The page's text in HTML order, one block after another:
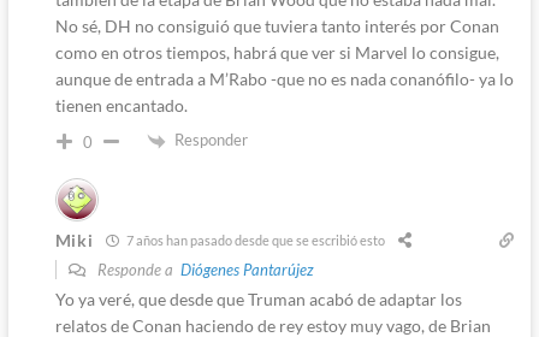
No sé, DH no consiguió que tuviera tanto interés por Conan
como en otros tiempos, habrá que ver si Marvel lo consigue,
aunque de entrada a M’Rabo -que no es nada conanófilo- ya lo
tienen encantado.
0 Responder
Miki 7 años han pasado desde que se escribió esto
Responde a Diógenes Pantarújez
Yo ya veré, que desde que Truman acabó de adaptar los
relatos de Conan haciendo de rey estoy muy vago, de Brian